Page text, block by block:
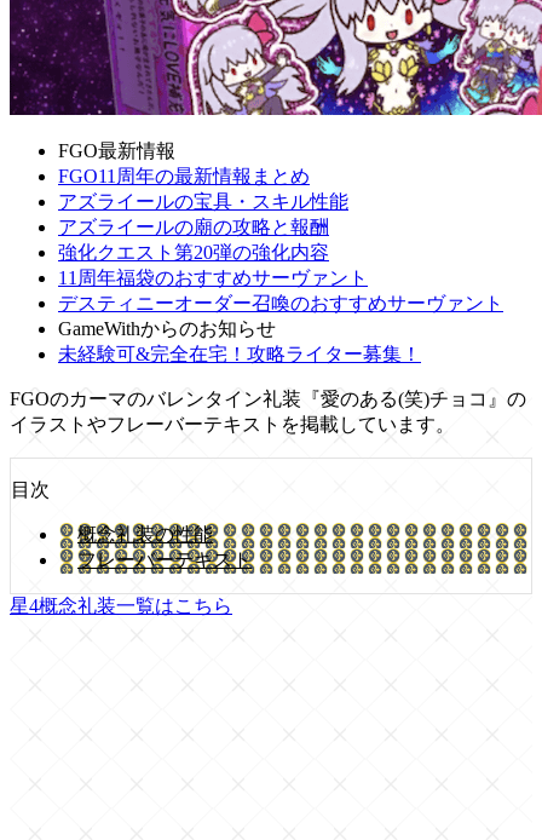
FGO最新情報
FGO11周年の最新情報まとめ
アズライールの宝具・スキル性能
アズライールの廟の攻略と報酬
強化クエスト第20弾の強化内容
11周年福袋のおすすめサーヴァント
デスティニーオーダー召喚のおすすめサーヴァント
GameWithからのお知らせ
未経験可&完全在宅！攻略ライター募集！
FGOのカーマのバレンタイン礼装『愛のある(笑)チョコ』の
イラストやフレーバーテキストを掲載しています。
目次
概念礼装の性能
フレーバーテキスト
星4概念礼装一覧はこちら